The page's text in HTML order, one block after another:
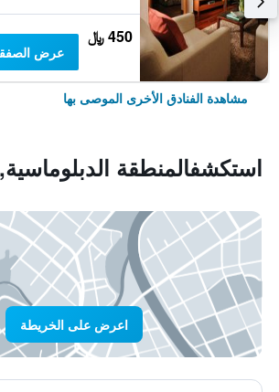
450 ﷼
عرض
مشاهدة الفنادق الأخرى الموصى بها
استكشفالمنطقة الدبلوماسية,
اعرض على الخريطة